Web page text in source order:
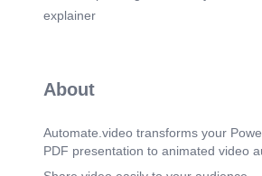
explainer
About
Automate.video transforms your
PDF presentation to animated video